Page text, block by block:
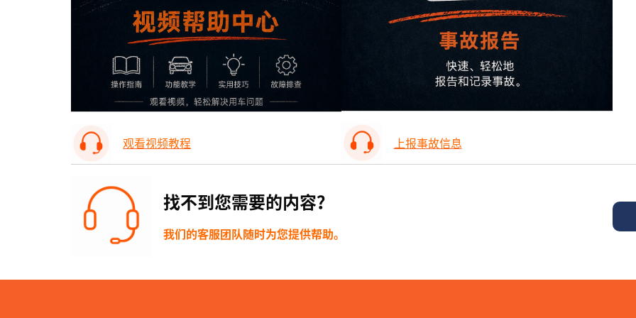
观看视频教程 上报事故信息
找不到您需要的内容？
我们的客服团队随时为您提供帮助。